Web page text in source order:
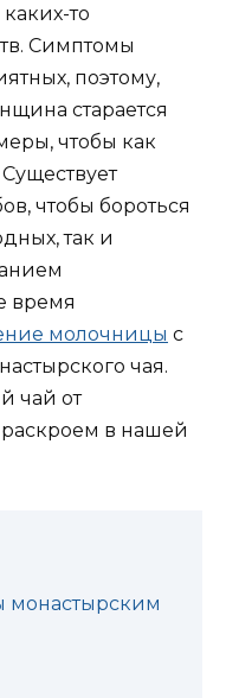
то
Симптомы
поэтому,
старается
чтобы как
чтобы бороться
так и
время
молочницы с
чая.
чай от
в нашей